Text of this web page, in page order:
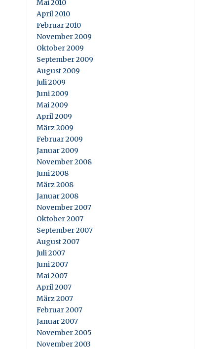
Mai 2010
April 2010
Februar 2010
November 2009
Oktober 2009
September 2009
August 2009
Juli 2009
Juni 2009
Mai 2009
April 2009
März 2009
Februar 2009
Januar 2009
November 2008
Juni 2008
März 2008
Januar 2008
November 2007
Oktober 2007
September 2007
August 2007
Juli 2007
Juni 2007
Mai 2007
April 2007
März 2007
Februar 2007
Januar 2007
November 2005
November 2003